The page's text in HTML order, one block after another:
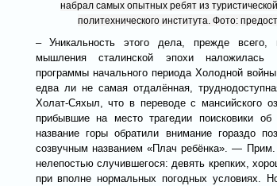
набрал самых опытных ребят из
политехнического института. Фото:
– Уникальность этого дела, прежде всего,
мышления сталинской эпохи наложилась
программы начального периода Холодной
едва ли не самая отдалённая,
Холат-Сяхыл, что в переводе с мансийского
прибывшие на место трагедии поисковики
название горы обратили внимание гораздо
созвучным названием «Плач ребёнка». —
нелепостью случившегося: девять крепких,
при вполне нормальных погодных условиях.